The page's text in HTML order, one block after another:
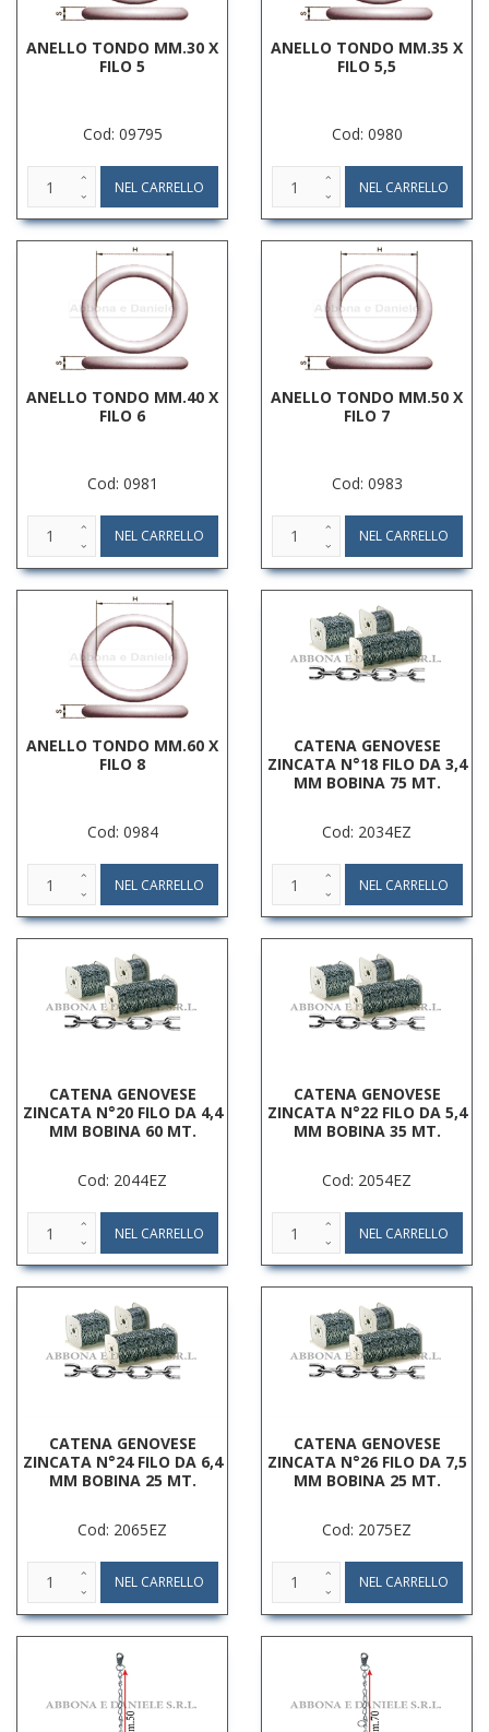
ANELLO TONDO MM.30 X
FILO 5
Cod: 09795
ANELLO TONDO MM.35 X
FILO 5,5
Cod: 0980
ANELLO TONDO MM.40 X
FILO 6
Cod: 0981
ANELLO TONDO MM.50 X
FILO 7
Cod: 0983
ANELLO TONDO MM.60 X
FILO 8
Cod: 0984
CATENA GENOVESE
ZINCATA N°18 FILO DA 3,4
MM BOBINA 75 MT.
Cod: 2034EZ
CATENA GENOVESE
ZINCATA N°20 FILO DA 4,4
MM BOBINA 60 MT.
Cod: 2044EZ
CATENA GENOVESE
ZINCATA N°22 FILO DA 5,4
MM BOBINA 35 MT.
Cod: 2054EZ
CATENA GENOVESE
ZINCATA N°24 FILO DA 6,4
MM BOBINA 25 MT.
Cod: 2065EZ
CATENA GENOVESE
ZINCATA N°26 FILO DA 7,5
MM BOBINA 25 MT.
Cod: 2075EZ